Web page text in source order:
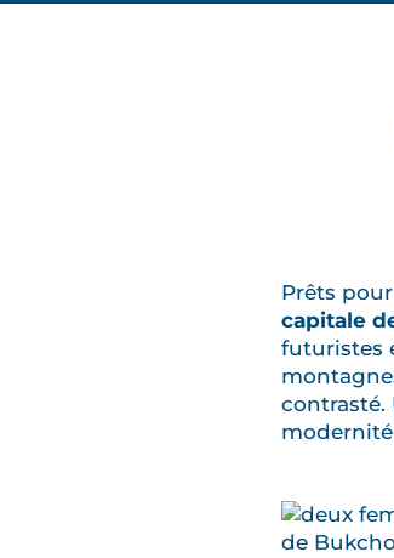
Prêts
capitale
futuristes
contrasté.